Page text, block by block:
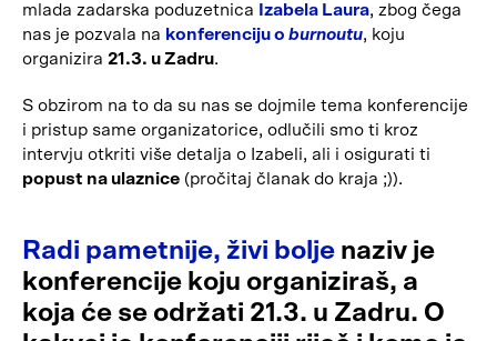
mlada zadarska poduzetnica
Izabela Laura, zbog čega
nas je pozvala na konferenciju o burnoutu, koju
organizira 21.3. u Zadru.
S obzirom na to da su nas se dojmile tema konferencije
i pristup same organizatorice, odlučili smo ti kroz
intervju otkriti više detalja o Izabeli, ali i osigurati ti
popust na ulaznice (pročitaj članak do kraja ;)).
Radi pametnije, živi bolje naziv je
konferencije koju organiziraš, a
koja će se održati 21.3. u Zadru. O